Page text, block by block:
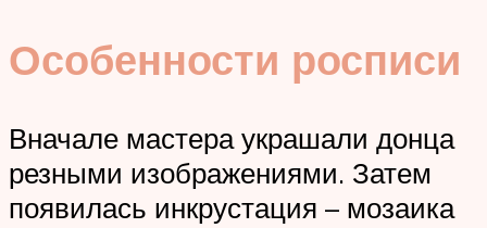
Особенности росписи
Вначале мастера украшали донца
резными изображениями. Затем
появилась инкрустация – мозаика